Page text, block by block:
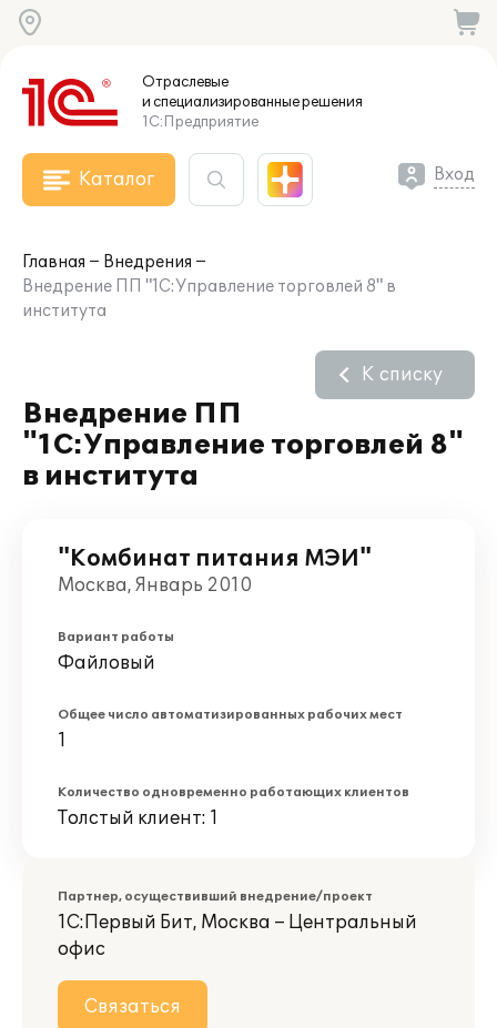
Отраслевые
и специализированныерешения
1С:Предприятие
Каталог Вход
Главная
Внедрения
Внедрение ПП "1С:Управление торговлей 8" в
института
Внедрение ПП
"1С:Управление торговлей 8"
в института
К списку
"Комбинат питания МЭИ"
Москва, Январь 2010
Вариант работы
Файловый
Общее число автоматизированных рабочих мест
1
Количество одновременно работающих клиентов
Толстый клиент: 1
Партнер, осуществивший внедрение/проект
1С:Первый Бит, Москва – Центральный
офис
Связаться